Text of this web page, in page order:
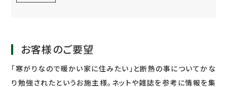
お客様のご要望
「寒がりなので暖かい家に住みたい」と断熱の事についてかな
り勉強されたというお施主様。ネットや雑誌を参考に情報を集